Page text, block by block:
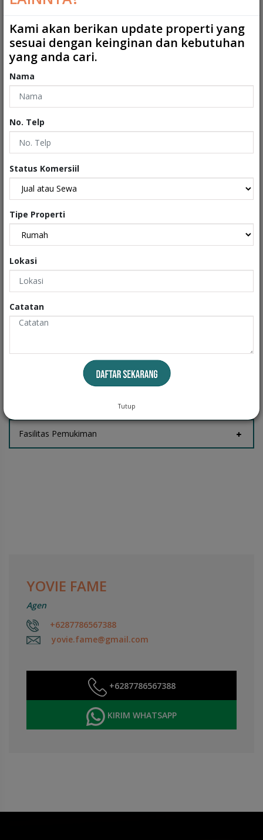
Ukuran Tanah : 130 m2
Ukuran Bangunan
Garasi
Carport
Tipe
Sertifikat
Kondisi Properti
Interiors
Exteriors
Informasi
Tempat Jemur
Fasilitas Pemukiman
YOVIE FAME
Agen
+6287786567388
yovie.fame@gmail.com
+6287786567388
KIRIM WHATSAPP
Kami akan berikan update properti yang
sesuai dengan keinginan dan kebutuhan
yang anda cari.
Nama
No. Telp
Status Komersiil
Tipe Properti
Lokasi
Catatan
Tutup